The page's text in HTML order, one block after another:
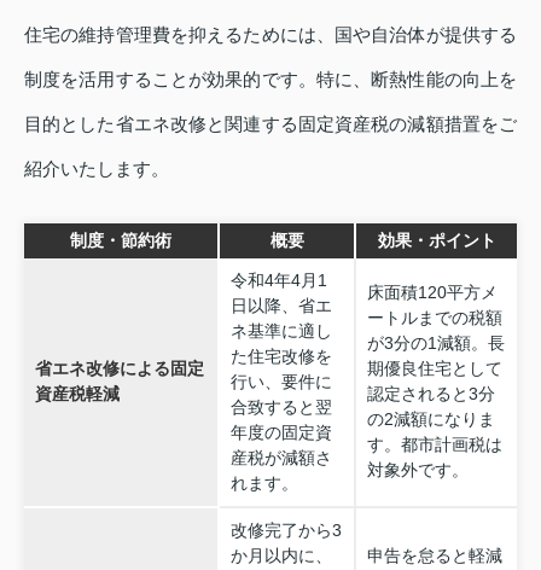
住宅の維持管理費を抑えるためには、国や自治体が提供する
制度を活用することが効果的です。特に、断熱性能の向上を
目的とした省エネ改修と関連する固定資産税の減額措置をご
紹介いたします。
制度・節約術 概要 効果・ポイント
省エネ改修による固定
資産税軽減
令和4年4月1
日以降、省エ
ネ基準に適し
た住宅改修を
行い、要件に
合致すると翌
年度の固定資
産税が減額さ
れます。
床面積120平方メ
ートルまでの税額
が3分の1減額。長
期優良住宅として
認定されると3分
の2減額になりま
す。都市計画税は
対象外です。
改修完了から3
か月以内に、
申告を怠ると軽減